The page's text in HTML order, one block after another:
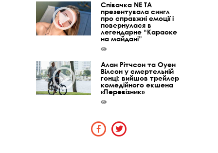
Співачка NE TA
презентувала сингл
про справжні емоції і
повернулася в
легендарне “Караоке
на майдані”
Алан Рітчсон та Оуен
Вілсон у смертельній
гонці: вийшов трейлер
комедійного екшена
«Перевізник»